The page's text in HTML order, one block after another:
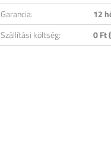
Garancia:
12
Szállítási költség:
0 Ft